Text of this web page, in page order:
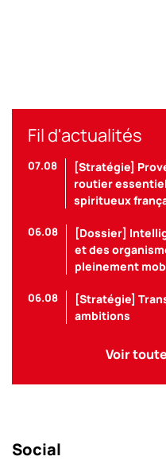
Fil d'actualités
07.08
[Stratégie]
routier
spiritueux
06.08
[Dossier]
et des
pleinement
06.08
[Stratégie]
ambitions
Voir
Social